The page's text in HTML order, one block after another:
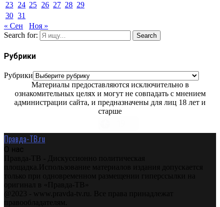
23 24 25 26 27 28 29
30 31
« Сен
Ноя »
Search for:
Search
Рубрики
Рубрики
Материалы предоставляются исключительно в
ознакомительных целях и могут не совпадать с мнением
администрации сайта, и предназначены для лиц 18 лет и
старше
Правда-ТВ.ru
О нас
Правда-ТВ - Дискуссионно политическая
площадка.Использование материалов издания допускается
только при одновременном размещении гиперссылки на
оригинал в «Правда-ТВ»
@2023 - www.pravda-tv.ru. Все права принадлежат
правообладателям.